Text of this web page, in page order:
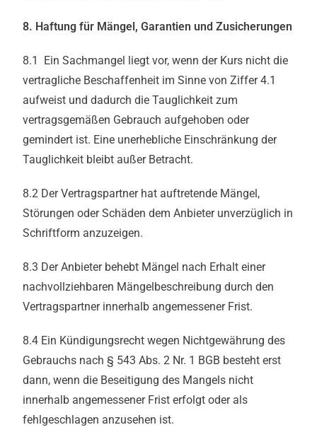
8. Haftung für Mängel, Garantien und Zusicherungen
8.1 Ein Sachmangel liegt vor, wenn der Kurs nicht die
vertragliche Beschaffenheit im Sinne von Ziffer 4.1
aufweist und dadurch die Tauglichkeit zum
vertragsgemäßen Gebrauch aufgehoben oder
gemindert ist. Eine unerhebliche Einschränkung der
Tauglichkeit bleibt außer Betracht.
8.2 Der Vertragspartner hat auftretende Mängel,
Störungen oder Schäden dem Anbieter unverzüglich in
Schriftform anzuzeigen.
8.3 Der Anbieter behebt Mängel nach Erhalt einer
nachvollziehbaren Mängelbeschreibung durch den
Vertragspartner innerhalb angemessener Frist.
8.4 Ein Kündigungsrecht wegen Nichtgewährung des
Gebrauchs nach § 543 Abs. 2 Nr. 1 BGB besteht erst
dann, wenn die Beseitigung des Mangels nicht
innerhalb angemessener Frist erfolgt oder als
fehlgeschlagen anzusehen ist.